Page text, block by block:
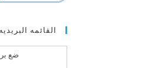
القائمه البريديه
ضع